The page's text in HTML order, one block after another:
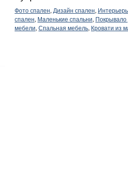
Фото спален, Дизайн спален,
спален, Маленькие спальни, Покрывало
мебели, Спальная мебель, Кровати из